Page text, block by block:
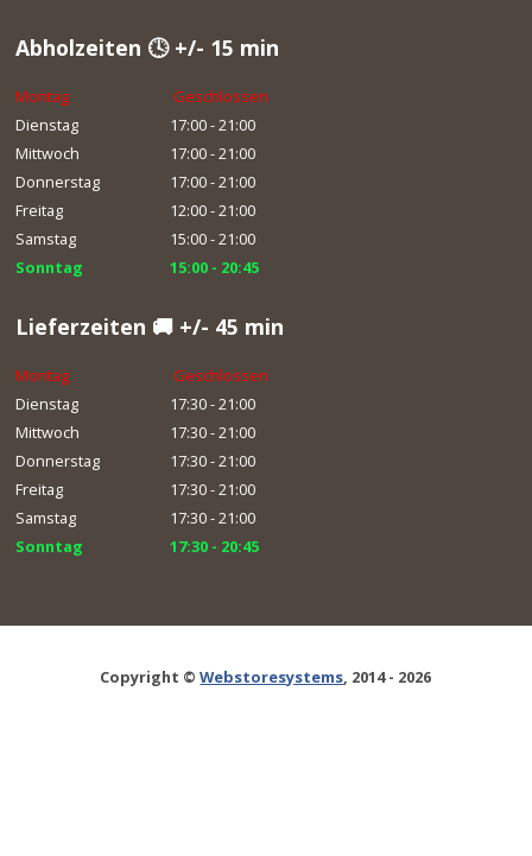
Abholzeiten 🕓 +/- 15 min
Montag
Geschlossen
Dienstag
17:00 - 21:00
Mittwoch
17:00 - 21:00
Donnerstag
17:00 - 21:00
Freitag
12:00 - 21:00
Samstag
15:00 - 21:00
Sonntag
15:00 - 20:45
Lieferzeiten 🚚 +/- 45 min
Montag
Geschlossen
Dienstag
17:30 - 21:00
Mittwoch
17:30 - 21:00
Donnerstag
17:30 - 21:00
Freitag
17:30 - 21:00
Samstag
17:30 - 21:00
Sonntag
17:30 - 20:45
Copyright ©Webstoresystems, 2014 - 2026